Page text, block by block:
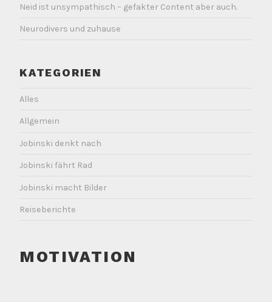
Neid ist unsympathisch – gefakter Content aber auch.
Neurodivers und zuhause
KATEGORIEN
Alles
Allgemein
Jobinski denkt nach
Jobinski fährt Rad
Jobinski macht Bilder
Reiseberichte
MOTIVATION